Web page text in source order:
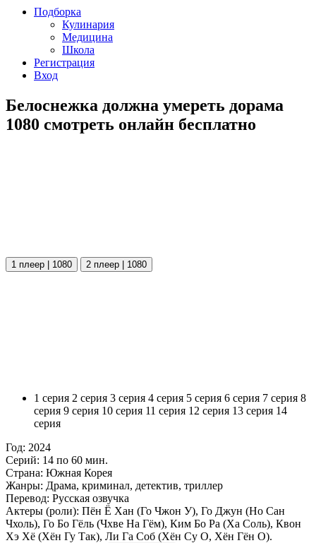
Подборка
Кулинария
Медицина
Школа
Регистрация
Вход
Белоснежка должна умереть дорама
1080 смотреть онлайн бесплатно
1 плеер | 1080 2 плеер | 1080
1 серия 2 серия 3 серия 4 серия 5 серия 6 серия 7 серия 8
серия 9 серия 10 серия 11 серия 12 серия 13 серия 14
серия
Год: 2024
Серий: 14 по 60 мин.
Страна: Южная Корея
Жанры: Драма, криминал, детектив, триллер
Перевод: Русская озвучка
Актеры (роли): Пён Ё Хан (Го Чжон У), Го Джун (Но Сан
Чхоль), Го Бо Гёль (Чхве На Гём), Ким Бо Ра (Ха Соль), Квон
Хэ Хё (Хён Гу Так), Ли Га Соб (Хён Су О, Хён Гён О).